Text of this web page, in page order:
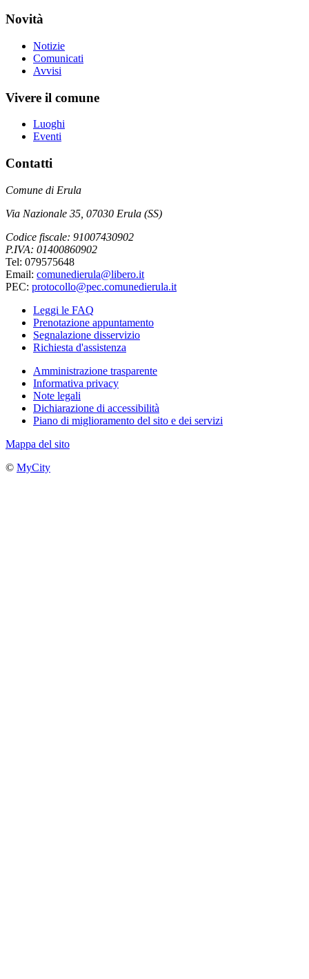
Novità
Notizie
Comunicati
Avvisi
Vivere il comune
Luoghi
Eventi
Contatti
Comune di Erula
Via Nazionale 35, 07030 Erula (SS)
Codice fiscale: 91007430902
P.IVA: 01400860902
Tel: 079575648
Email: comunedierula@libero.it
PEC: protocollo@pec.comunedierula.it
Leggi le FAQ
Prenotazione appuntamento
Segnalazione disservizio
Richiesta d'assistenza
Amministrazione trasparente
Informativa privacy
Note legali
Dichiarazione di accessibilità
Piano di miglioramento del sito e dei servizi
Mappa del sito
© MyCity